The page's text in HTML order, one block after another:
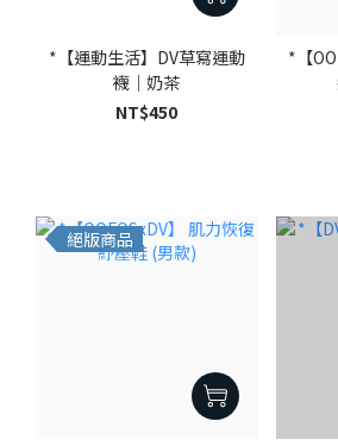
*【運動生活】DV草寫運動
襪｜奶茶
NT$450
*【
絕版商品